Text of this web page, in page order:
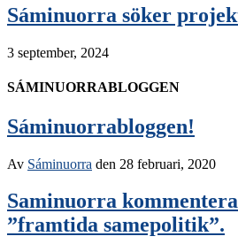
Sáminuorra söker
3 september, 2024
SÁMINUORRABLOGGEN
Sáminuorrabloggen!
Av Sáminuorra den 28 februari, 2020
Saminuorra
”framtida samepolitik”.